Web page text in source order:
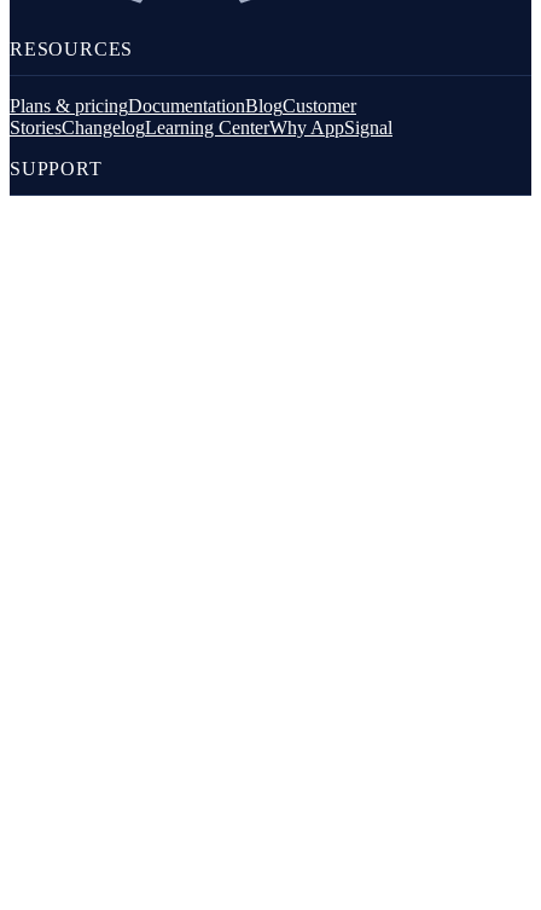
RESOURCES
Plans & pricingDocumentationBlogCustomer
StoriesChangelogLearning CenterWhy AppSignal
SUPPORT